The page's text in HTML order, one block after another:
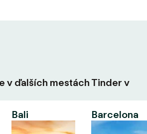
v ďalších mestách Tinder v
Bali Barcelona